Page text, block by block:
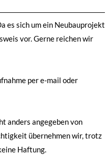
es sich um ein Neubauprojekt
vor. Gerne reichen wir
per e-mail oder
anders angegeben von
übernehmen wir, trotz
Haftung.